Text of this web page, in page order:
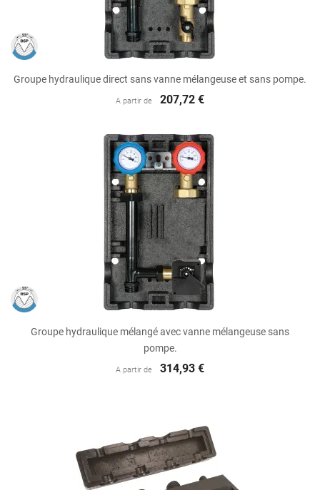
Groupe hydraulique direct sans vanne mélangeuse et sans pompe.
A partir de 207,72 €
Groupe hydraulique mélangé avec vanne mélangeuse sans
pompe.
A partir de 314,93 €